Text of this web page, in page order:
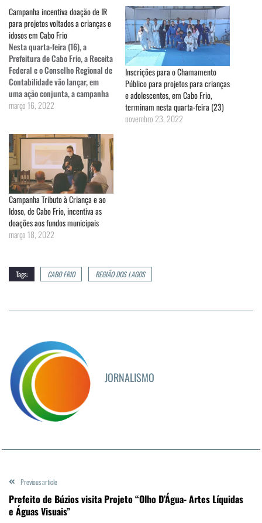
Campanha incentiva doação de IR
para projetos voltados a crianças e
idosos em Cabo Frio
Nesta quarta-feira (16), a
Prefeitura de Cabo Frio, a Receita
Federal e o Conselho Regional de
Contabilidade vão lançar, em
uma ação conjunta, a campanha
“Tributo à Criança e ao Idoso”. O
no Centro. Entre os convidados
estão…
março 16, 2022
Inscrições para o Chamamento
Público para projetos para crianças
e adolescentes, em Cabo Frio,
terminam nesta quarta-feira (23)
novembro 23, 2022
Campanha Tributo à Criança e ao
Idoso, de Cabo Frio, incentiva as
doações aos fundos municipais
março 18, 2022
Tags: CABO FRIO REGIÃO DOS LAGOS
JORNALISMO
Previous article
Prefeito de Búzios visita Projeto “Olho D’Água- Artes Líquidas
e Águas Visuais”